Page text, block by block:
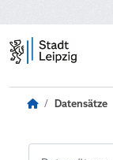
Datensätze